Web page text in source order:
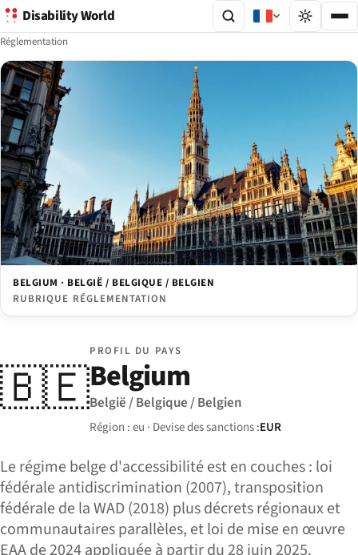
Disability World
Réglementation
BELGIUM · BELGIË / BELGIQUE / BELGIEN
RUBRIQUE RÉGLEMENTATION
🇧🇪
PROFIL DU PAYS
Belgium
België / Belgique / Belgien
Région : eu · Devise des sanctions :EUR
Le régime belge d'accessibilité est en couches : loi
fédérale antidiscrimination (2007), transposition
fédérale de la WAD (2018) plus décrets régionaux et
communautaires parallèles, et loi de mise en œuvre
EAA de 2024 appliquée à partir du 28 juin 2025.